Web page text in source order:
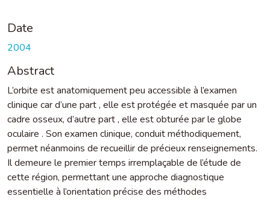
Date
2004
Abstract
L’orbite est anatomiquement peu accessible à l’examen
clinique car d’une part , elle est protégée et masquée par un
cadre osseux, d’autre part , elle est obturée par le globe
oculaire . Son examen clinique, conduit méthodiquement,
permet néanmoins de recueillir de précieux renseignements.
Il demeure le premier temps irremplaçable de l’étude de
cette région, permettant une approche diagnostique
essentielle à l’orientation précise des méthodes